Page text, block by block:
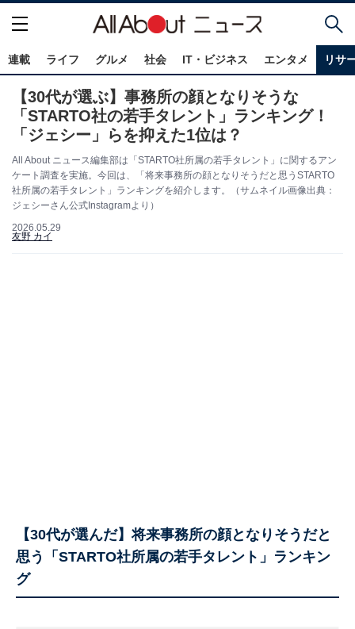
連載 ライフ グルメ 社会 IT・ビジネス エンタメ リサ
【30代が選ぶ】事務所の顔となりそうな
「STARTO社の若手タレント」ランキング！
「ジェシー」らを抑えた1位は？
All About ニュース編集部は「STARTO社所属の若手タレント」に関するアン
ケート調査を実施。今回は、「将来事務所の顔となりそうだと思うSTARTO
社所属の若手タレント」ランキングを紹介します。（サムネイル画像出典：
ジェシーさん公式Instagramより）
2026.05.29
友野 カイ
【30代が選んだ】将来事務所の顔となりそうだと
思う「STARTO社所属の若手タレント」ランキン
グ